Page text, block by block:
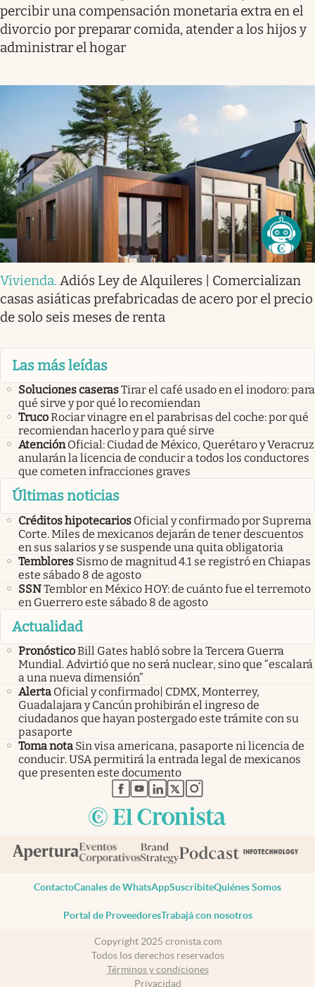
percibir una compensación monetaria extra en el
divorcio por preparar comida, atender a los hijos y
administrar el hogar
Vivienda. Adiós Ley de Alquileres | Comercializan
casas asiáticas prefabricadas de acero por el precio
de solo seis meses de renta
Las más leídas
Soluciones caserasTirar el café usado en el inodoro: para
qué sirve y por qué lo recomiendan
TrucoRociar vinagre en el parabrisas del coche: por qué
recomiendan hacerlo y para qué sirve
Atención Oficial: Ciudad de México, Querétaro y Veracruz
anularán la licencia de conducir a todos los conductores
que cometen infracciones graves
Últimas noticias
Créditos hipotecarios Oficial y confirmado por Suprema
Corte. Miles de mexicanos dejarán de tener descuentos
en sus salarios y se suspende una quita obligatoria
Temblores Sismo de magnitud 4.1 se registró en Chiapas
este sábado 8 de agosto
SSNTemblor en México HOY: de cuánto fue el terremoto
en Guerrero este sábado 8 de agosto
Actualidad
PronósticoBill Gates habló sobre la Tercera Guerra
Mundial. Advirtió que no será nuclear, sino que “escalará
a una nueva dimensión”
Alerta Oficial y confirmado| CDMX, Monterrey,
Guadalajara y Cancún prohibirán el ingreso de
ciudadanos que hayan postergado este trámite con su
pasaporte
Toma nota Sin visa americana, pasaporte ni licencia de
conducir. USA permitirá la entrada legal de mexicanos
que presenten este documento
abre en nueva pestaña
abre en nueva pestaña
abre en nueva pestaña
abre en nueva pestaña
abre en nueva pestaña
ContactoCanales de WhatsAppSuscribiteQuiénes Somos
Portal de ProveedoresTrabajá con nosotros
Copyright 2025 cronista.com
Todos los derechos reservados
Términos y condiciones
Privacidad